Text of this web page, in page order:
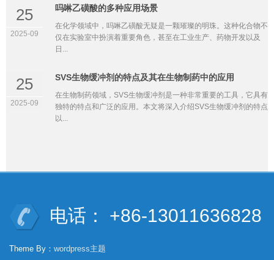
25
2025-09
吗啉乙磺酸的多种应用场景
在化学领域中，吗啉乙磺酸无疑是一颗璀璨的明珠。这种化合物不
仅在实验室中扮演着重要角色，甚至在工业生产、药物开发以及
日...
25
2025-09
SVS生物缓冲剂的特点及其在生物制药中的应用
在生物制药领域，SVS生物缓冲剂是一种非常重要的工具，它具有
独特的特点和广泛的应用。本文将深入介绍SVS生物缓冲剂的特点
以...
电话： +86-13011636828
Theme By： wordpress主题